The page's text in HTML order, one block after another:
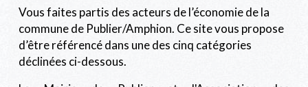
Vous faites partis des acteurs de l’économie de la
commune de Publier/Amphion. Ce site vous propose
d’être référencé dans une des cinq catégories
déclinées ci-dessous.